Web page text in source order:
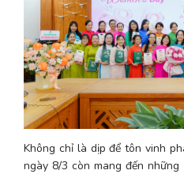
Không chỉ là dịp để tôn vinh
ngày 8/3 còn mang đến